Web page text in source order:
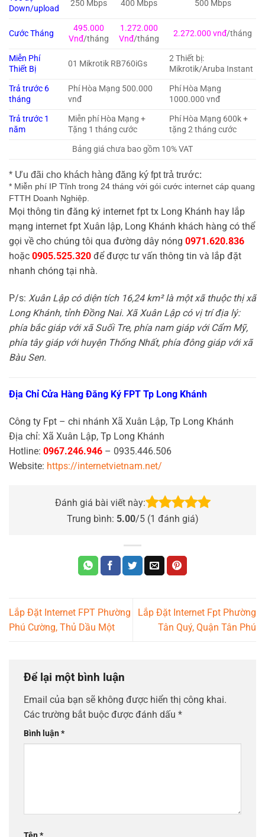
Down/upload
250 Mbps 400 Mbps 500 Mbps
Cước Tháng
495.000
Vnđ/tháng
1.272.000
Vnđ/tháng
2.272.000 vnđ/tháng
Miễn Phí
Thiết Bị
01 Mikrotik RB760iGs
2 Thiết bị:
Mikrotik/Aruba Instant
Trả trước 6
tháng
Phí Hòa Mạng 500.000
vnđ
Phí Hòa Mạng
1000.000 vnđ
Trả trước 1
năm
Miễn phí Hòa Mạng +
Tặng 1 tháng cước
Phí Hòa Mạng 600k +
tặng 2 tháng cước
Bảng giá chưa bao gồm 10% VAT
* Ưu đãi cho khách hàng đăng ký fpt trả trước:
* Miễn phí IP Tĩnh trong 24 tháng với gói cước internet cáp quang
FTTH Doanh Nghiệp.
Mọi thông tin đăng ký internet fpt tx Long Khánh hay lắp
mạng internet fpt Xuân lập, Long Khánh khách hàng có thể
gọi về cho chúng tôi qua đường dây nóng 0971.620.836
hoặc 0905.525.320 để được tư vấn thông tin và lắp đặt
nhanh chóng tại nhà.
P/s: Xuân Lập có diện tích 16,24 km² là một xã thuộc thị xã
Long Khánh, tỉnh Đồng Nai. Xã Xuân Lập có vị trí địa lý:
phía bắc giáp với xã Suối Tre, phía nam giáp với Cẩm Mỹ,
phía tây giáp với huyện Thống Nhất, phía đông giáp với xã
Bàu Sen.
Địa Chỉ Cửa Hàng Đăng Ký FPT Tp Long Khánh
Công ty Fpt – chi nhánh Xã Xuân Lập, Tp Long Khánh
Địa chỉ: Xã Xuân Lập, Tp Long Khánh
Hotline: 0967.246.946 – 0935.446.506
Website: https://internetvietnam.net/
Đánh giá bài viết này:
Trung bình: 5.00/5 (1 đánh giá)
Lắp Đặt Internet FPT Phường
Phú Cường, Thủ Dầu Một
Lắp Đặt Internet Fpt Phường
Tân Quý, Quận Tân Phú
Để lại một bình luận
Email của bạn sẽ không được hiển thị công khai.
Các trường bắt buộc được đánh dấu *
Bình luận*